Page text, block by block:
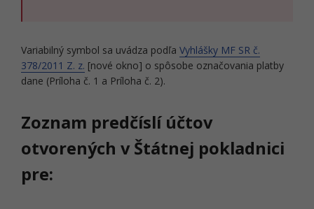
Variabilný symbol sa uvádza podľa Vyhlášky MF SR č.
378/2011 Z. z. [nové okno] o spôsobe označovania platby
dane (Príloha č. 1 a Príloha č. 2).
Zoznam predčíslí účtov
otvorených v Štátnej pokladnici
pre: